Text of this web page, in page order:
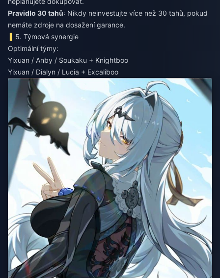
Pravidlo 30 tahů: Nikdy neinvestujte více než 30 tahů, pokud
nemáte zdroje na dosažení garance.
5. Týmová synergie
Optimální týmy:
Yixuan / Anby / Soukaku + Knightboo
Yixuan / Dialyn / Lucia + Excaliboo